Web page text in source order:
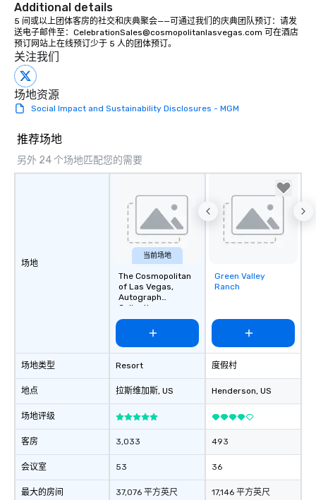
Additional details
5 间或以上团体客房的社交和庆典聚会——可通过我们的庆典团队预订：请发
送电子邮件至：CelebrationSales@cosmopolitanlasvegas.com 可在酒店
预订网站上在线预订少于 5 人的团体预订。
关注我们
场地资源
Social Impact and Sustainability Disclosures - MGM
推荐场地
另外 24 个场地匹配您的需要
场地
场地类型
地点
场地评级
客房
会议室
最大的房间
当前场地
The Cosmopolitan
of Las Vegas,
Autograph
Collection
Resort
拉斯维加斯, US
3,033
53
37,076 平方英尺
Removed from
favorites
Green Valley
Ranch
度假村
Henderson, US
493
36
17,146 平方英尺